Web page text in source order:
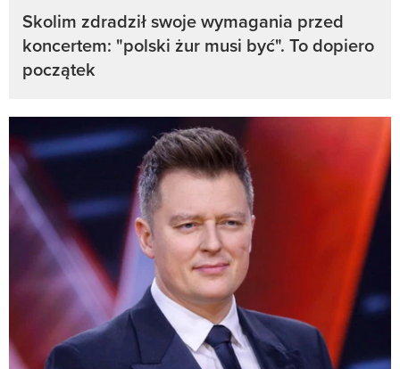
Skolim zdradził swoje wymagania przed
koncertem: "polski żur musi być". To dopiero
początek